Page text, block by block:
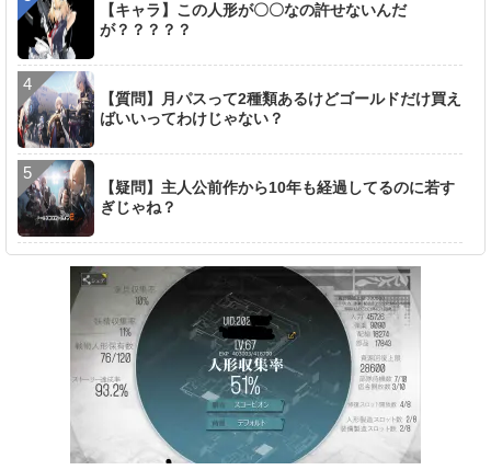
【キャラ】この人形が〇〇なの許せないんだ
が？？？？？
【質問】月パスって2種類あるけどゴールドだけ買え
ばいいってわけじゃない？
【疑問】主人公前作から10年も経過してるのに若す
ぎじゃね？